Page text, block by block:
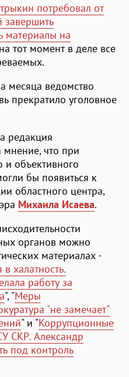
потребовал от
завершить
материалы на
тот момент в деле все
месяца ведомство
прекратило уголовное
редакция
мнение, что при
и объективного
бы появиться к
областного центра,
Михаила Исаева.
органов можно
материалах -
халатность.
работу за
", "Меры
"не замечает"
" и "Коррупционные
СКР. Александр
под контроль